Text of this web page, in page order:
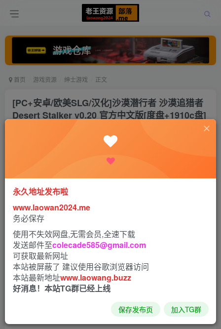
首页 游戏资源 绅士游戏 正文
[PC+安卓/欧美SLG/汉化]沙漠潜行者 沙漠追猎者
Desert Stalker v0.20 官方中文版[度盘+1910c盘]
给大家带来一款欧美SLG游戏 沙漠潜行者 沙漠追猎者
Desert Stalker v0.20 官方中文版
剧情介绍：
永久地址发布啦
www.laowan2024.me
务必保存
使用不失效网盘,无需会员,全速下载
发送邮件至colecade585@gmail.com
可获取最新网址
本站被屏蔽了 建议使用谷歌浏览器访问
本站最新地址www.laowang.buzz
好消息！本站TG群已经上线
保存发布页 加入TG群